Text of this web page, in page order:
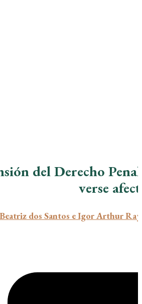
del Derecho
verse
dos Santos e Igor Arthur